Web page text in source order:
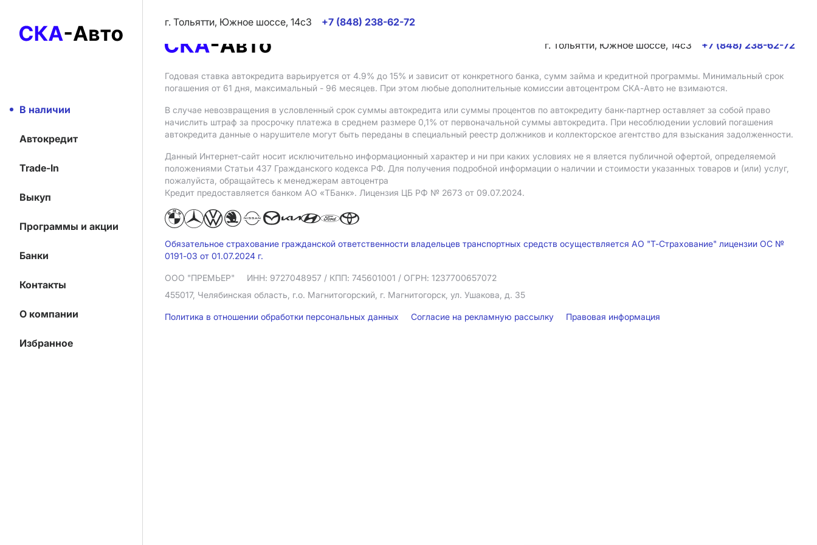
В наличии
Автокредит
Trade-In
Выкуп
Программы и акции
Банки
Контакты
О компании
Избранное
г. Тольятти, Южное шоссе, 14с3
+7 (848) 238-62-72
г. Тольятти, Южное шоссе, 14с3
+7 (848) 238-62-72
Годовая ставка автокредита варьируется от 4.9% до 15% и зависит от конкретного банка, сумм займа и кредитной программы. Минимальный срок
погашения от 61 дня, максимальный - 96 месяцев. При этом любые дополнительные комиссии автоцентром СКА-Авто не взимаются.
В случае невозвращения в условленный срок суммы автокредита или суммы процентов по автокредиту банк-партнер оставляет за собой право
начислить штраф за просрочку платежа в среднем размере 0,1% от первоначальной суммы автокредита. При несоблюдении условий погашения
автокредита данные о нарушителе могут быть переданы в специальный реестр должников и коллекторское агентство для взыскания задолженности.
Данный Интернет-сайт носит исключительно информационный характер и ни при каких условиях не я вляется публичной офертой, определяемой
положениями Статьи 437 Гражданского кодекса РФ. Для получения подробной информации о наличии и стоимости указанных товаров и (или) услуг,
пожалуйста, обращайтесь к менеджерам автоцентра
Кредит предоставляется банком АO «ТБанк». Лицензия ЦБ РФ № 2673 от 09.07.2024.
Обязательное страхование гражданской ответственности владельцев транспортных средств осуществляется АО "Т-Страхование" лицензии ОС №
0191-03 от 01.07.2024 г.
ООО "ПРЕМЬЕР" ИНН: 9727048957 / КПП: 745601001 / ОГРН: 1237700657072
455017, Челябинская область, г.о. Магнитогорский, г. Магнитогорск, ул. Ушакова, д. 35
Политика в отношении обработки персональных данных Согласие на рекламную рассылку Правовая информация